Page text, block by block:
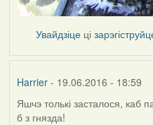
Увайдзіце ці
Harrier- 19.06.2016 - 18:59
Яшчэ толькі засталося, каб
б з гнязда!